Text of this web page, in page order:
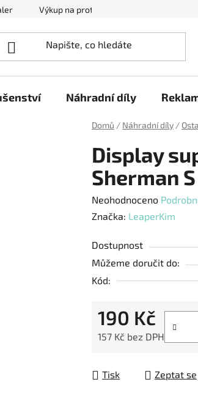
Výkup na protiúčet
Náhradní díly
Domů / Náhradní díly /
Display
Sherman S
Průměrné
hodnocení
je
0,0
z
hvězdiček.
Neohodnoceno
Značka: LeaperKim
Dostupnost
Můžeme doručit do:
Kód:
190 Kč
157 Kč bez DPH
Tisk Zeptat se